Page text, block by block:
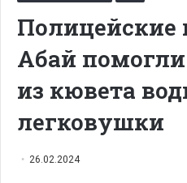
Полицейские
Абай
из кювета
легковушки
26.02.2024